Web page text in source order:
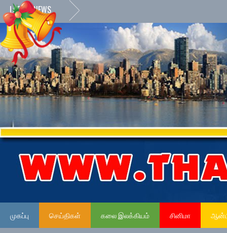
LATEST NEWS
முகப்பு செய்திகள் கலை இலக்கியம் சினிமா